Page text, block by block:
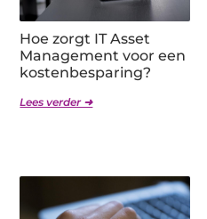
Hoe zorgt IT Asset
Management voor een
kostenbesparing?
Lees verder ➜